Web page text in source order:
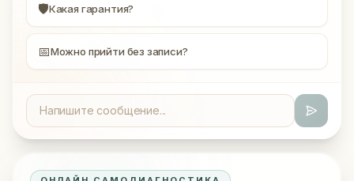
🛡Какая гарантия?
📅Можно прийти без записи?